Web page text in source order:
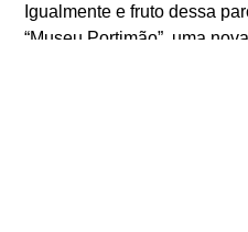
Igualmente e fruto dessa
“Museu Portimão”, uma